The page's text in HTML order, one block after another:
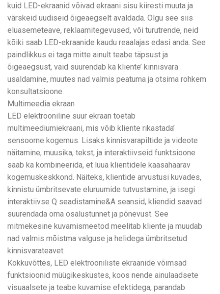
kuid LED-ekraanid võivad ekraani sisu kiiresti muuta ja
värskeid uudiseid õigeaegselt avaldada. Olgu see siis
eluasemeteave, reklaamitegevused, või turutrende, neid
kõiki saab LED-ekraanide kaudu reaalajas edasi anda. See
paindlikkus ei taga mitte ainult teabe täpsust ja
õigeaegsust, vaid suurendab ka kliente’ kinnisvara
usaldamine, muutes nad valmis peatuma ja otsima rohkem
konsultatsioone.
Multimeedia ekraan
LED elektrooniline suur ekraan toetab
multimeediumiekraani, mis võib kliente rikastada’
sensoorne kogemus. Lisaks kinnisvarapiltide ja videote
näitamine, muusika, tekst, ja interaktiivseid funktsioone
saab ka kombineerida, et luua klientidele kaasahaarav
kogemuskeskkond. Näiteks, klientide arvustusi kuvades,
kinnistu ümbritsevate eluruumide tutvustamine, ja isegi
interaktiivse Q seadistamine&A seansid, kliendid saavad
suurendada oma osalustunnet ja põnevust. See
mitmekesine kuvamismeetod meelitab kliente ja muudab
nad valmis mõistma valguse ja helidega ümbritsetud
kinnisvarateavet.
Kokkuvõttes, LED elektrooniliste ekraanide võimsad
funktsioonid müügikeskustes, koos nende ainulaadsete
visuaalsete ja teabe kuvamise efektidega, parandab